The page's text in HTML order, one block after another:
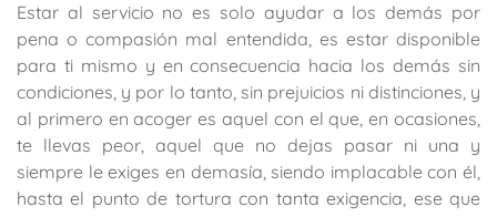
Estar al servicio no es solo ayudar a los demás por
pena o compasión mal entendida, es estar disponible
para ti mismo y en consecuencia hacia los demás sin
condiciones, y por lo tanto, sin prejuicios ni distinciones, y
al primero en acoger es aquel con el que, en ocasiones,
te llevas peor, aquel que no dejas pasar ni una y
siempre le exiges en demasía, siendo implacable con él,
hasta el punto de tortura con tanta exigencia, ese que